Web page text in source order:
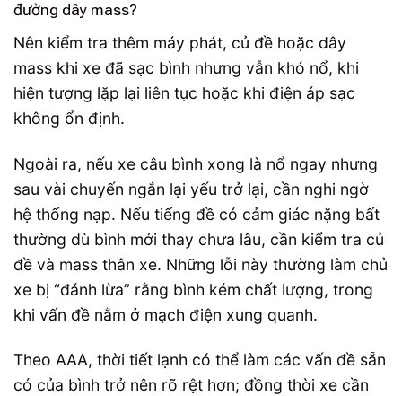
đường dây mass?
Nên kiểm tra thêm máy phát, củ đề hoặc dây
mass khi xe đã sạc bình nhưng vẫn khó nổ, khi
hiện tượng lặp lại liên tục hoặc khi điện áp sạc
không ổn định.
Ngoài ra, nếu xe câu bình xong là nổ ngay nhưng
sau vài chuyến ngắn lại yếu trở lại, cần nghi ngờ
hệ thống nạp. Nếu tiếng đề có cảm giác nặng bất
thường dù bình mới thay chưa lâu, cần kiểm tra củ
đề và mass thân xe. Những lỗi này thường làm chủ
xe bị “đánh lừa” rằng bình kém chất lượng, trong
khi vấn đề nằm ở mạch điện xung quanh.
Theo AAA, thời tiết lạnh có thể làm các vấn đề sẵn
có của bình trở nên rõ rệt hơn; đồng thời xe cần